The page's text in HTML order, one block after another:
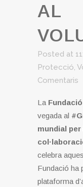
AL
Posted at
Protecció,
Comentaris
La
vegada al
mundial
celebra
Fundació ha
plataforma